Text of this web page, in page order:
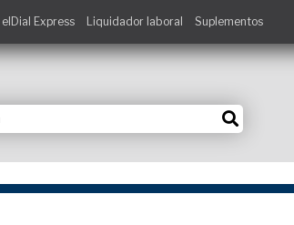
elDial Express Liquidador laboral Suplementos